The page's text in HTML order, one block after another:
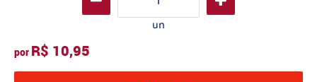
un
por R$ 10,95